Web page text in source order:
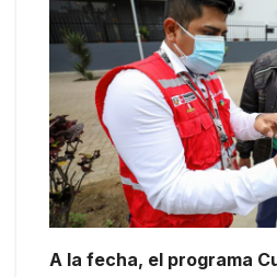
A la fecha, el programa